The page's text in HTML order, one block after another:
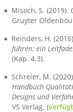
Misoch, S. (2019).
Gruyter
Reinders, H.
führen: ein
(Kap. 4.3).
Schreier, M.
Handbuch
Designs und
VS Verlag. (